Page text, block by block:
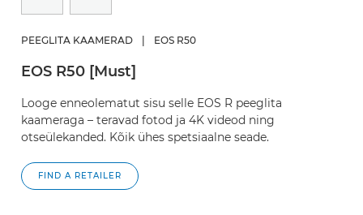
PEEGLITA KAAMERAD EOS R50
EOS R50 [Must]
Looge enneolematut sisu selle EOS R peeglita
kaameraga – teravad fotod ja 4K videod ning
otseülekanded. Kõik ühes spetsiaalne seade.
FIND A RETAILER